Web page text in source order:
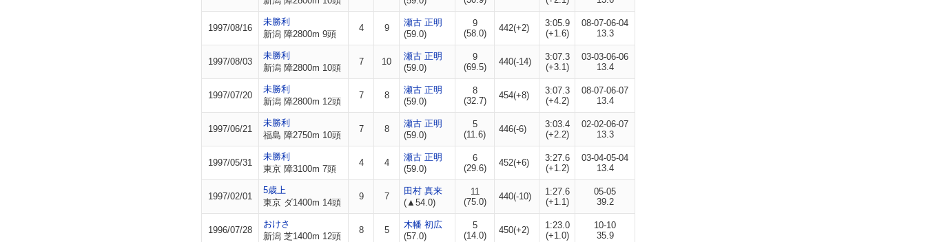
1997/08/16
未勝利
新潟 障2800m 9頭
4 9
瀬古 正明
(59.0)
9
(58.0)
442(+2)
3:05.9
(+1.6)
08-07-06-04
13.3
1997/08/03
未勝利
新潟 障2800m 10頭
7 10
瀬古 正明
(59.0)
9
(69.5)
440(-14)
3:07.3
(+3.1)
03-03-06-06
13.4
1997/07/20
未勝利
新潟 障2800m 12頭
7 8
瀬古 正明
(59.0)
8
(32.7)
454(+8)
3:07.3
(+4.2)
08-07-06-07
13.4
1997/06/21
未勝利
福島 障2750m 10頭
7 8
瀬古 正明
(59.0)
5
(11.6)
446(-6)
3:03.4
(+2.2)
02-02-06-07
13.3
1997/05/31
未勝利
東京 障3100m 7頭
4 4
瀬古 正明
(59.0)
6
(29.6)
452(+6)
3:27.6
(+1.2)
03-04-05-04
13.4
1997/02/01
5歳上
東京 ダ1400m 14頭
9 7
田村 真来
(▲54.0)
11
(75.0)
440(-10)
1:27.6
(+1.1)
05-05
39.2
1996/07/28
おけさ
新潟 芝1400m 12頭
8 5
木幡 初広
(57.0)
5
(14.0)
450(+2)
1:23.0
(+1.0)
10-10
35.9